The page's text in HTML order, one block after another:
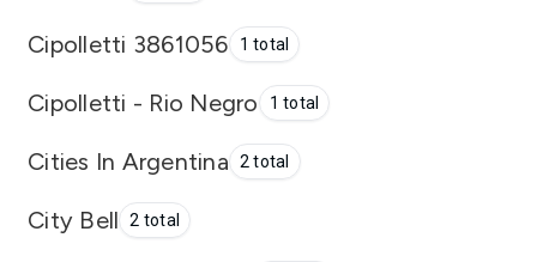
Cipolletti 3861056 1 total
Cipolletti - Rio Negro 1 total
Cities In Argentina 2 total
City Bell 2 total